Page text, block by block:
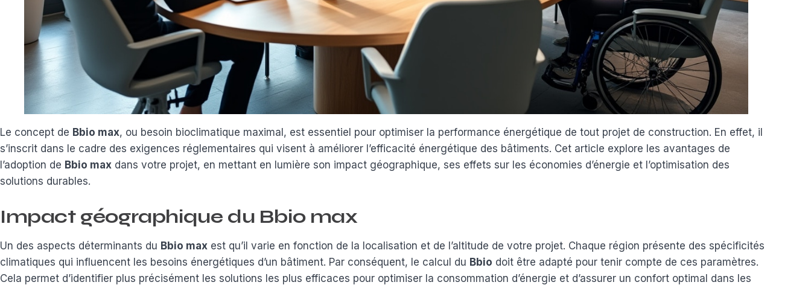
Le concept de Bbio max, ou besoin bioclimatique maximal, est essentiel pour optimiser la performance énergétique de tout projet de construction. En effet, il
s’inscrit dans le cadre des exigences réglementaires qui visent à améliorer l’efficacité énergétique des bâtiments. Cet article explore les avantages de
l’adoption de Bbio max dans votre projet, en mettant en lumière son impact géographique, ses effets sur les économies d’énergie et l’optimisation des
solutions durables.
Impact géographique du Bbio max
Un des aspects déterminants du Bbio max est qu’il varie en fonction de la localisation et de l’altitude de votre projet. Chaque région présente des spécificités
climatiques qui influencent les besoins énergétiques d’un bâtiment. Par conséquent, le calcul du Bbio doit être adapté pour tenir compte de ces paramètres.
Cela permet d’identifier plus précisément les solutions les plus efficaces pour optimiser la consommation d’énergie et d’assurer un confort optimal dans les